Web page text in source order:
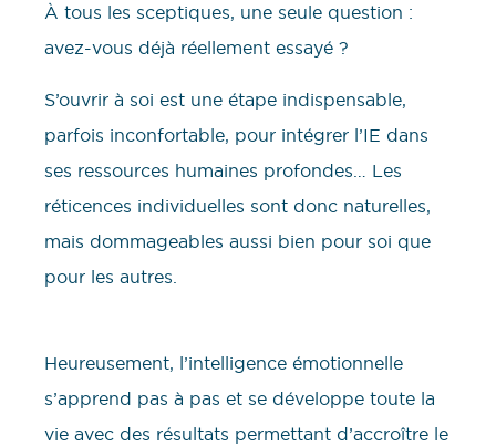
À tous les sceptiques, une seule question :
avez-vous déjà réellement essayé ?
S’ouvrir à soi est une étape indispensable,
parfois inconfortable, pour intégrer l’IE dans
ses ressources humaines profondes… Les
réticences individuelles sont donc naturelles,
mais dommageables aussi bien pour soi que
pour les autres.
Heureusement, l’intelligence émotionnelle
s’apprend pas à pas et se développe toute la
vie avec des résultats permettant d’accroître le